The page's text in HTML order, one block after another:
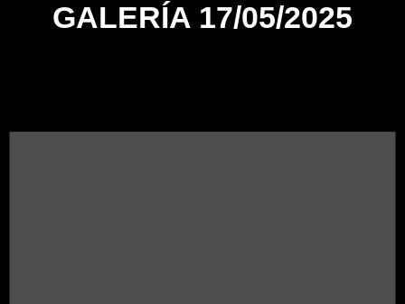
GALERÍA 17/05/2025